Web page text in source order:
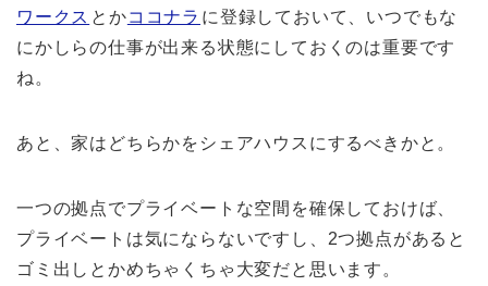
ワークス とかココナラ に登録しておいて、いつでもな
にかしらの仕事が出来る状態にしておくのは重要です
ね。
あと、家はどちらかをシェアハウスにするべきかと。
一つの拠点でプライベートな空間を確保しておけば、
プライベートは気にならないですし、2つ拠点があると
ゴミ出しとかめちゃくちゃ大変だと思います。